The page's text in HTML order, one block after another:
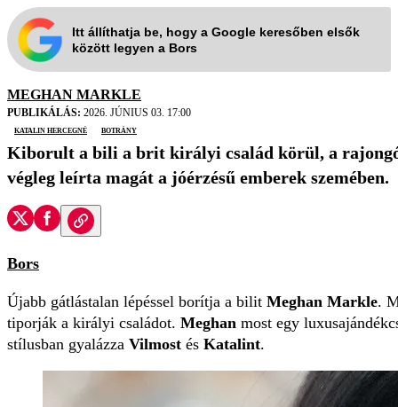
Itt állíthatja be, hogy a Google keresőben elsők
között legyen a Bors
MEGHAN MARKLE
PUBLIKÁLÁS: 2026. JÚNIUS 03. 17:00
katalin hercegné
botrány
Kiborult a bili a brit királyi család körül, a
végleg leírta magát a jóérzésű emberek szemében.
Bors
Újabb gátlástalan lépéssel borítja a bilit Meghan Markle.
tiporják a királyi családot. Meghan most egy
stílusban gyalázza Vilmost és Katalint.